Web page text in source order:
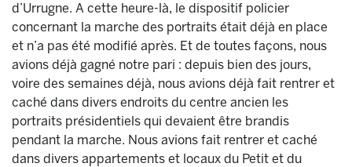
d’Urrugne. A cette heure-là, le dispositif policier
concernant la marche des portraits était déjà en place
et n’a pas été modifié après. Et de toutes façons, nous
avions déjà gagné notre pari : depuis bien des jours,
voire des semaines déjà, nous avions déjà fait rentrer et
caché dans divers endroits du centre ancien les
portraits présidentiels qui devaient être brandis
pendant la marche. Nous avions fait rentrer et caché
dans divers appartements et locaux du Petit et du